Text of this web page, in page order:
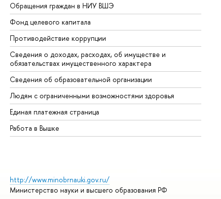
Обращения граждан в НИУ ВШЭ
Фонд целевого капитала
Противодействие коррупции
Сведения о доходах, расходах, об имуществе и
обязательствах имущественного характера
Сведения об образовательной организации
Людям с ограниченными возможностями здоровья
Единая платежная страница
Работа в Вышке
http://www.minobrnauki.gov.ru/
Министерство науки и высшего образования РФ